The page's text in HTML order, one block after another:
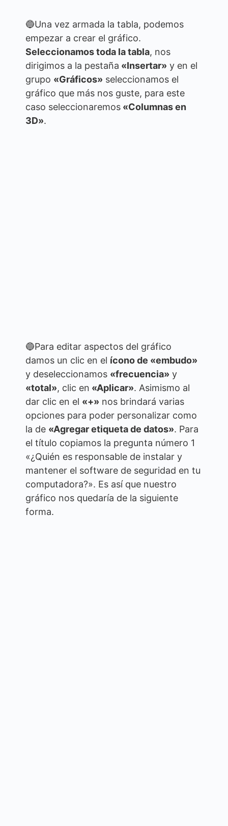
🔵Una vez armada la tabla, podemos
empezar a crear el gráfico.
Seleccionamos toda la tabla, nos
dirigimos a la pestaña «Insertar» y en el
grupo «Gráficos» seleccionamos el
gráfico que más nos guste, para este
caso seleccionaremos «Columnas en
3D».
🔵Para editar aspectos del gráfico
damos un clic en el ícono de «embudo»
y deseleccionamos «frecuencia» y
«total», clic en «Aplicar». Asimismo al
dar clic en el «+» nos brindará varias
opciones para poder personalizar como
la de «Agregar etiqueta de datos». Para
el título copiamos la pregunta número 1
«¿Quién es responsable de instalar y
mantener el software de seguridad en tu
computadora?». Es así que nuestro
gráfico nos quedaría de la siguiente
forma.